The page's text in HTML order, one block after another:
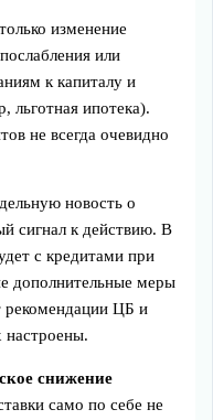
изменение
или
к капиталу и
льготная ипотека).
не всегда очевидно
новость о
сигнал к действию. В
с кредитами при
дополнительные меры
рекомендации ЦБ и
настроены.
снижение
само по себе не